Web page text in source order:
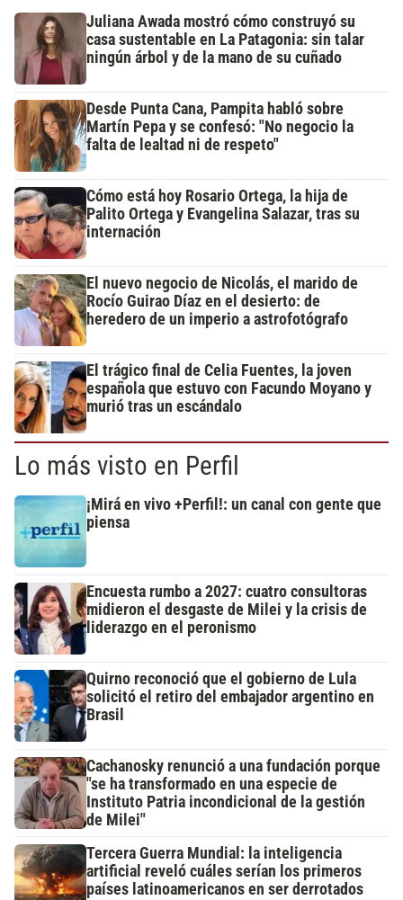
Juliana Awada mostró cómo construyó su
casa sustentable en La Patagonia: sin talar
ningún árbol y de la mano de su cuñado
Desde Punta Cana, Pampita habló sobre
Martín Pepa y se confesó: "No negocio la
falta de lealtad ni de respeto"
Cómo está hoy Rosario Ortega, la hija de
Palito Ortega y Evangelina Salazar, tras su
internación
El nuevo negocio de Nicolás, el marido de
Rocío Guirao Díaz en el desierto: de
heredero de un imperio a astrofotógrafo
El trágico final de Celia Fuentes, la joven
española que estuvo con Facundo Moyano y
murió tras un escándalo
Lo más visto en Perfil
¡Mirá en vivo +Perfil!: un canal con gente que
piensa
Encuesta rumbo a 2027: cuatro consultoras
midieron el desgaste de Milei y la crisis de
liderazgo en el peronismo
Quirno reconoció que el gobierno de Lula
solicitó el retiro del embajador argentino en
Brasil
Cachanosky renunció a una fundación porque
"se ha transformado en una especie de
Instituto Patria incondicional de la gestión
de Milei"
Tercera Guerra Mundial: la inteligencia
artificial reveló cuáles serían los primeros
países latinoamericanos en ser derrotados